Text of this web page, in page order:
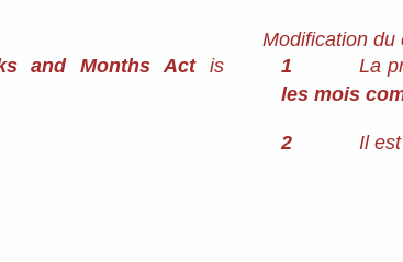
and Months Actis
Modification du
1
La
les mois
2 Il